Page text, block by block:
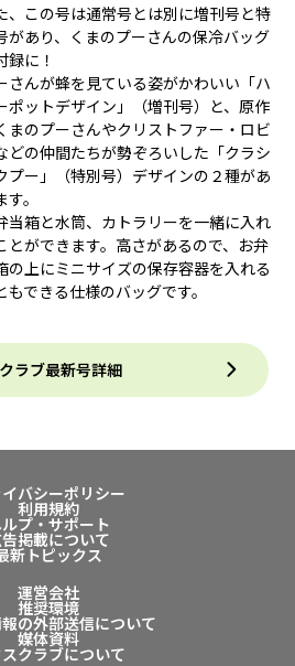
、この号は通常号とは別に増刊号と特
があり、くまのプーさんの保冷バッグ
録に！
さんが蜂を見ている姿がかわいい「ハ
ポットデザイン」（増刊号）と、原作
まのプーさんやクリストファー・ロビ
どの仲間たちが勢ぞろいした「クラシ
プー」（特別号）デザインの２種があ
す。
当箱と水筒、カトラリーを一緒に入れ
とができます。高さがあるので、お弁
の上にミニサイズの保存容器を入れる
もできる仕様のバッグです。
ラブ最新号詳細
バシーポリシー
利用規約
プ・サポート
掲載について
新トピックス
運営会社
推奨環境
の外部送信について
媒体資料
スクラブについて